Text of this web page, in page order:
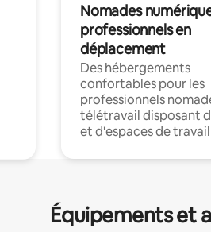
Nomades
professionnels en
déplacement
Des hébergements
confortables pour les
professionnels
télétravail disposant
et d'espaces de
Équipements et